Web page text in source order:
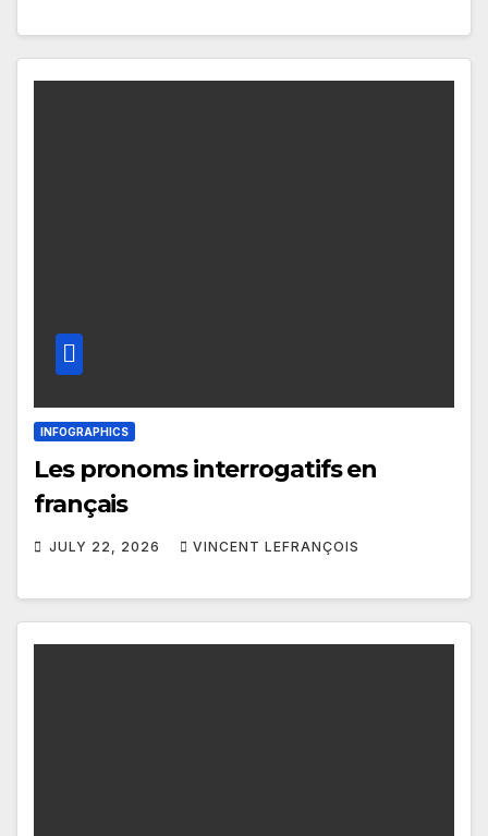
INFOGRAPHICS
Les pronoms interrogatifs en
français
JULY 22, 2026 VINCENT LEFRANÇOIS